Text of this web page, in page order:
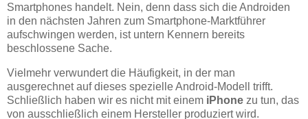
Smartphones handelt. Nein, denn dass sich die Androiden
in den nächsten Jahren zum Smartphone-Marktführer
aufschwingen werden, ist untern Kennern bereits
beschlossene Sache.
Vielmehr verwundert die Häufigkeit, in der man
ausgerechnet auf dieses spezielle Android-Modell trifft.
Schließlich haben wir es nicht mit einem iPhone zu tun, das
von ausschließlich einem Hersteller produziert wird.